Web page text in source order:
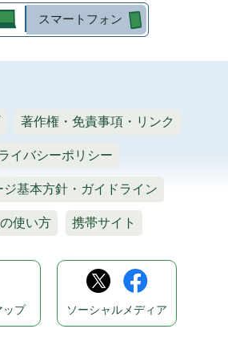
スマートフォン
著作権・免責事項・リンク
イバシーポリシー
ジ基本方針・ガイドライン
使い方 携帯サイト
ップ ソーシャルメディア